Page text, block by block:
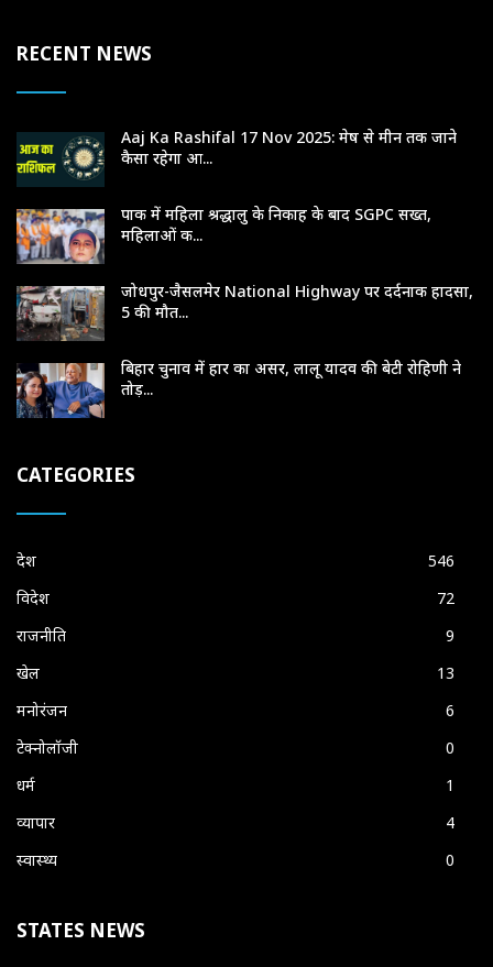
RECENT NEWS
Aaj Ka Rashifal 17 Nov 2025: मेष से मीन तक जाने
कैसा रहेगा आ...
पाक में महिला श्रद्धालु के निकाह के बाद SGPC सख्त,
महिलाओं क...
जोधपुर-जैसलमेर National Highway पर दर्दनाक हादसा,
5 की मौत...
बिहार चुनाव में हार का असर, लालू यादव की बेटी रोहिणी ने
तोड़...
CATEGORIES
देश
546
विदेश
72
राजनीति
9
खेल
13
मनोरंजन
6
टेक्नोलॉजी
0
धर्म
1
व्यापार
4
स्वास्थ्य
0
STATES NEWS